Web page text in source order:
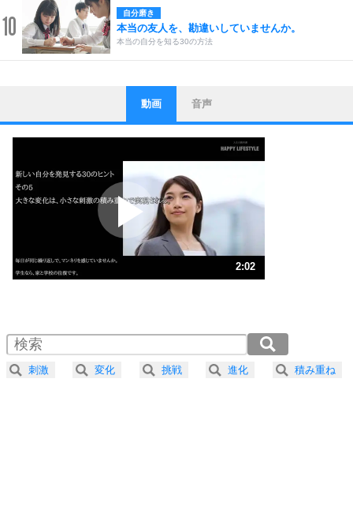
10 自分磨き
本当の友人を、勘違いしていませんか。
本当の自分を知る30の方法
1
ストレス対策
他人と比べない。
いっそのこと、他人を見ない。
いらいらしない人になる30の方法
プラス思考
ポジティブになれない原因は、行動しないから。
ポジティブ思考になる30の方法
ストレス対策
人生、なんとかなるもの。
気楽に生きる30の方法
4 器の大きい人は、怒りを優しさで表現する。
プラス思考
動画 音声
2:02
2.0倍速 （239KB 1分1秒）
2.5倍速 （191KB 48秒）
3.0倍速 （160KB 40秒）
刺激 変化 挑戦 進化 積み重ね